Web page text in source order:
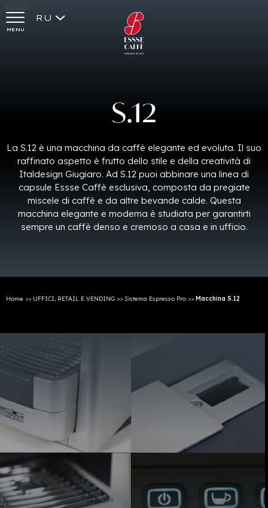
MENU
RU
S.12
La S.12 è una macchina da caffè elegante ed evoluta. Il suo
raffinato aspetto è frutto dello stile e della creatività di
Italdesign Giugiaro. Ad S.12 puoi abbinare una linea di
capsule Essse Caffè esclusiva, composta da pregiate
miscele di caffè e da altre bevande calde. Questa
macchina elegante e moderna è studiata per garantirti
sempre un caffè denso e cremoso a casa e in ufficio.
Home >> UFFICI, RETAIL E VENDING >> Sistema Espresso Pro >> Macchina S.12